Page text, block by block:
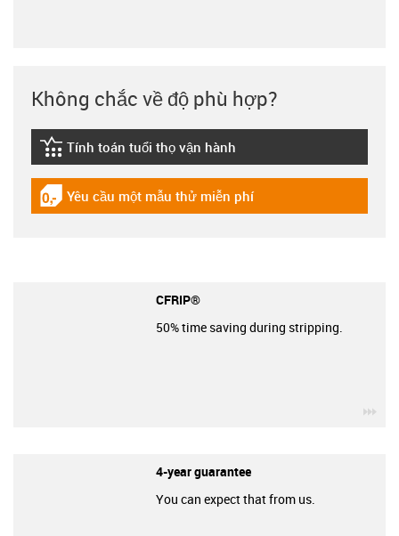
Không chắc về độ phù hợp?
igus-icon-lebensdauerrechner
Tính toán tuổi thọ vận hành
igus-icon-gratismuster
Yêu cầu một mẫu thử miễn phí
CFRIP®
50% time saving during stripping.
4-year guarantee
You can expect that from us.